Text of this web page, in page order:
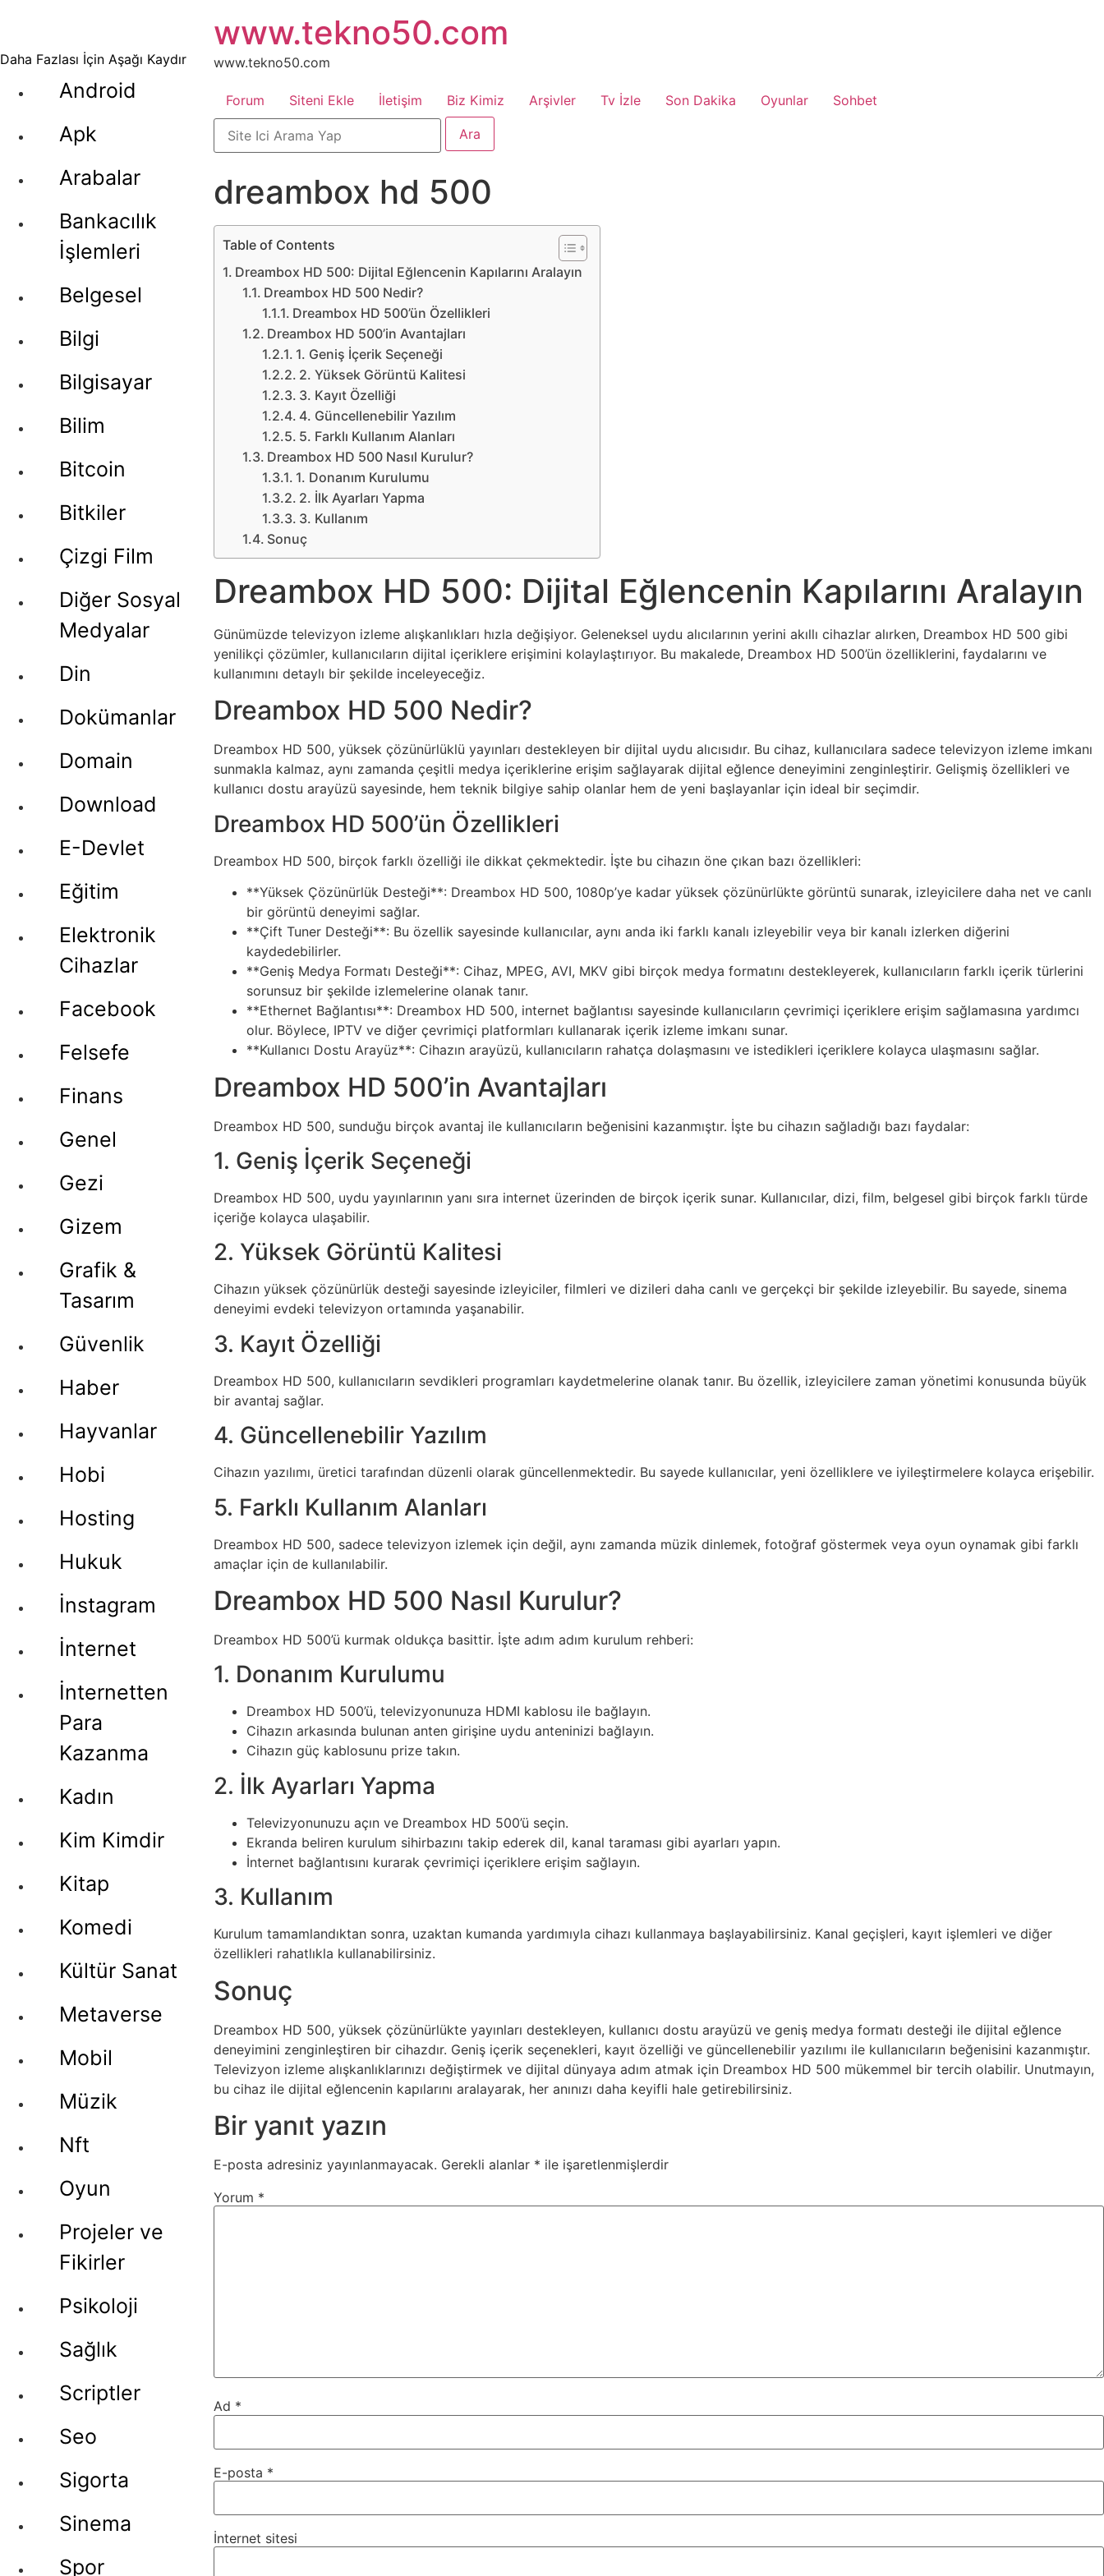
Daha Fazlası İçin Aşağı Kaydır
Android
Apk
Arabalar
Bankacılık
İşlemleri
Belgesel
Bilgi
Bilgisayar
Bilim
Bitcoin
Bitkiler
Çizgi Film
Diğer Sosyal
Medyalar
Din
Dokümanlar
Domain
Download
E-Devlet
Eğitim
Elektronik
Cihazlar
Facebook
Felsefe
Finans
Genel
Gezi
Gizem
Grafik &
Tasarım
Güvenlik
Haber
Hayvanlar
Hobi
Hosting
Hukuk
İnstagram
İnternet
İnternetten
Para
Kazanma
Kadın
Kim Kimdir
Kitap
Komedi
Kültür Sanat
Metaverse
Mobil
Müzik
Nft
Oyun
Projeler ve
Fikirler
Psikoloji
Sağlık
Scriptler
Seo
Sigorta
Sinema
Spor
atla
www.tekno50.com
www.tekno50.com
Forum Siteni Ekle İletişim Biz Kimiz Arşivler Tv İzle Son Dakika Oyunlar Sohbet
dreambox hd 500
Table of Contents
Dreambox HD 500: Dijital Eğlencenin Kapılarını Aralayın
Dreambox HD 500 Nedir?
Dreambox HD 500’ün Özellikleri
Dreambox HD 500’in Avantajları
1. Geniş İçerik Seçeneği
2. Yüksek Görüntü Kalitesi
3. Kayıt Özelliği
4. Güncellenebilir Yazılım
5. Farklı Kullanım Alanları
Dreambox HD 500 Nasıl Kurulur?
1. Donanım Kurulumu
2. İlk Ayarları Yapma
3. Kullanım
Sonuç
Dreambox HD 500: Dijital Eğlencenin Kapılarını Aralayın
Günümüzde televizyon izleme alışkanlıkları hızla değişiyor. Geleneksel uydu alıcılarının yerini akıllı cihazlar alırken, Dreambox HD 500 gibi
yenilikçi çözümler, kullanıcıların dijital içeriklere erişimini kolaylaştırıyor. Bu makalede, Dreambox HD 500’ün özelliklerini, faydalarını ve
kullanımını detaylı bir şekilde inceleyeceğiz.
Dreambox HD 500 Nedir?
Dreambox HD 500, yüksek çözünürlüklü yayınları destekleyen bir dijital uydu alıcısıdır. Bu cihaz, kullanıcılara sadece televizyon izleme imkanı
sunmakla kalmaz, aynı zamanda çeşitli medya içeriklerine erişim sağlayarak dijital eğlence deneyimini zenginleştirir. Gelişmiş özellikleri ve
kullanıcı dostu arayüzü sayesinde, hem teknik bilgiye sahip olanlar hem de yeni başlayanlar için ideal bir seçimdir.
Dreambox HD 500’ün Özellikleri
Dreambox HD 500, birçok farklı özelliği ile dikkat çekmektedir. İşte bu cihazın öne çıkan bazı özellikleri:
**Yüksek Çözünürlük Desteği**: Dreambox HD 500, 1080p’ye kadar yüksek çözünürlükte görüntü sunarak, izleyicilere daha net ve canlı
bir görüntü deneyimi sağlar.
**Çift Tuner Desteği**: Bu özellik sayesinde kullanıcılar, aynı anda iki farklı kanalı izleyebilir veya bir kanalı izlerken diğerini
kaydedebilirler.
**Geniş Medya Formatı Desteği**: Cihaz, MPEG, AVI, MKV gibi birçok medya formatını destekleyerek, kullanıcıların farklı içerik türlerini
sorunsuz bir şekilde izlemelerine olanak tanır.
**Ethernet Bağlantısı**: Dreambox HD 500, internet bağlantısı sayesinde kullanıcıların çevrimiçi içeriklere erişim sağlamasına yardımcı
olur. Böylece, IPTV ve diğer çevrimiçi platformları kullanarak içerik izleme imkanı sunar.
**Kullanıcı Dostu Arayüz**: Cihazın arayüzü, kullanıcıların rahatça dolaşmasını ve istedikleri içeriklere kolayca ulaşmasını sağlar.
Dreambox HD 500’in Avantajları
Dreambox HD 500, sunduğu birçok avantaj ile kullanıcıların beğenisini kazanmıştır. İşte bu cihazın sağladığı bazı faydalar:
1. Geniş İçerik Seçeneği
Dreambox HD 500, uydu yayınlarının yanı sıra internet üzerinden de birçok içerik sunar. Kullanıcılar, dizi, film, belgesel gibi birçok farklı türde
içeriğe kolayca ulaşabilir.
2. Yüksek Görüntü Kalitesi
Cihazın yüksek çözünürlük desteği sayesinde izleyiciler, filmleri ve dizileri daha canlı ve gerçekçi bir şekilde izleyebilir. Bu sayede, sinema
deneyimi evdeki televizyon ortamında yaşanabilir.
3. Kayıt Özelliği
Dreambox HD 500, kullanıcıların sevdikleri programları kaydetmelerine olanak tanır. Bu özellik, izleyicilere zaman yönetimi konusunda büyük
bir avantaj sağlar.
4. Güncellenebilir Yazılım
Cihazın yazılımı, üretici tarafından düzenli olarak güncellenmektedir. Bu sayede kullanıcılar, yeni özelliklere ve iyileştirmelere kolayca erişebilir.
5. Farklı Kullanım Alanları
Dreambox HD 500, sadece televizyon izlemek için değil, aynı zamanda müzik dinlemek, fotoğraf göstermek veya oyun oynamak gibi farklı
amaçlar için de kullanılabilir.
Dreambox HD 500 Nasıl Kurulur?
Dreambox HD 500’ü kurmak oldukça basittir. İşte adım adım kurulum rehberi:
1. Donanım Kurulumu
Dreambox HD 500’ü, televizyonunuza HDMI kablosu ile bağlayın.
Cihazın arkasında bulunan anten girişine uydu anteninizi bağlayın.
Cihazın güç kablosunu prize takın.
2. İlk Ayarları Yapma
Televizyonunuzu açın ve Dreambox HD 500’ü seçin.
Ekranda beliren kurulum sihirbazını takip ederek dil, kanal taraması gibi ayarları yapın.
İnternet bağlantısını kurarak çevrimiçi içeriklere erişim sağlayın.
3. Kullanım
Kurulum tamamlandıktan sonra, uzaktan kumanda yardımıyla cihazı kullanmaya başlayabilirsiniz. Kanal geçişleri, kayıt işlemleri ve diğer
özellikleri rahatlıkla kullanabilirsiniz.
Sonuç
Dreambox HD 500, yüksek çözünürlükte yayınları destekleyen, kullanıcı dostu arayüzü ve geniş medya formatı desteği ile dijital eğlence
deneyimini zenginleştiren bir cihazdır. Geniş içerik seçenekleri, kayıt özelliği ve güncellenebilir yazılımı ile kullanıcıların beğenisini kazanmıştır.
Televizyon izleme alışkanlıklarınızı değiştirmek ve dijital dünyaya adım atmak için Dreambox HD 500 mükemmel bir tercih olabilir. Unutmayın,
bu cihaz ile dijital eğlencenin kapılarını aralayarak, her anınızı daha keyifli hale getirebilirsiniz.
Bir yanıt yazın
E-posta adresiniz yayınlanmayacak. Gerekli alanlar * ile işaretlenmişlerdir
Yorum *
Ad *
E-posta *
İnternet sitesi